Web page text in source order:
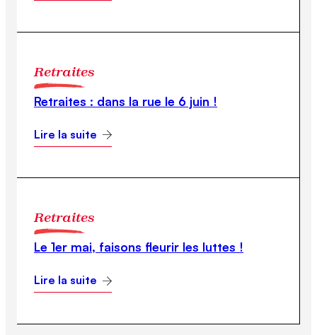
Retraites
Retraites : dans la rue le 6 juin !
Lire la suite
Retraites
Le 1er mai, faisons fleurir les luttes !
Lire la suite